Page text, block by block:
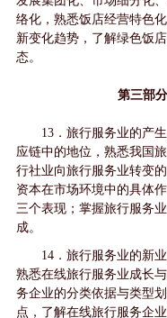
络化，熟悉饭店经营特色
新变化趋势，了解绿色饭
态。
第三部
13．旅行服务业的产
应链中的地位，熟悉我国
行社业向旅行服务业转变
资本在市场环境中的具体
三个表现；掌握旅行服务
成。
14．旅行服务业的新
熟悉在线旅行服务业成长
务企业的分类依据与类型
点，了解在线旅行服务企